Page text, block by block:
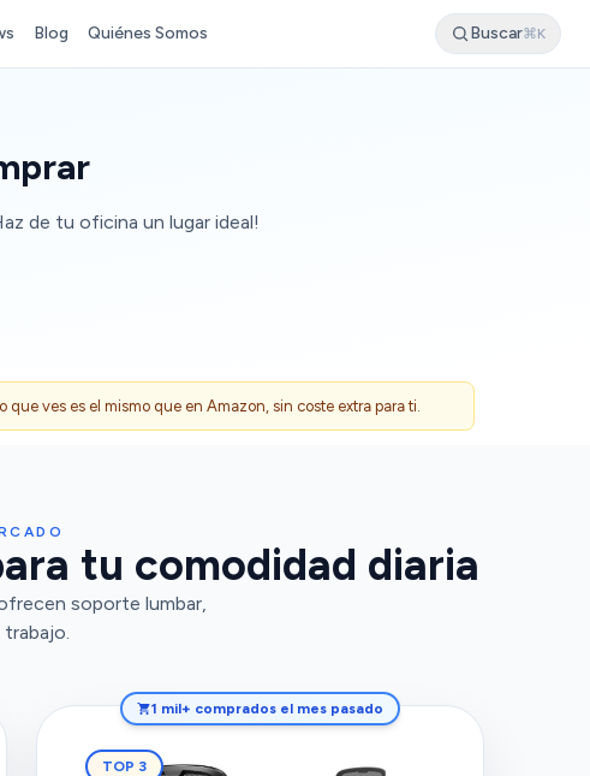
Blog Quiénes Somos Buscar⌘K
de tu oficina un lugar ideal!
ves es el mismo que en Amazon, sin coste extra para ti.
tu comodidad diaria
soporte lumbar,
trabajo.
1 mil+ comprados el mes pasado
TOP 3